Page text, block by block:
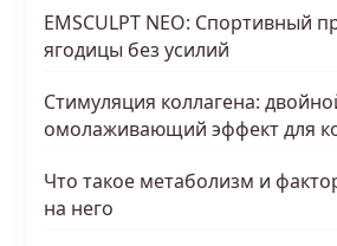
EMSCULPT NEO: Спортивный
ягодицы без усилий
Стимуляция коллагена:
омолаживающий эффект для
Что такое метаболизм и
на него